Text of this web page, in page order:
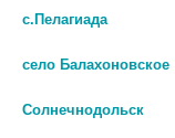
с.Пелагиада
село Балахоновское
Солнечнодольск